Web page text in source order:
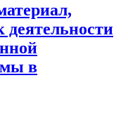
деятельности
в